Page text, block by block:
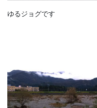
ゆるジョグです